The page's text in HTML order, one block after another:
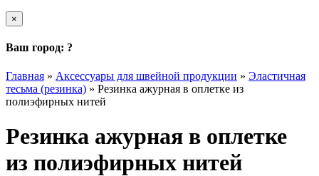
×
Ваш город: ?
Главная » Аксессуары для швейной продукции » Эластичная
тесьма (резинка) » Резинка ажурная в оплетке из
полиэфирных нитей
Резинка ажурная в оплетке
из полиэфирных нитей